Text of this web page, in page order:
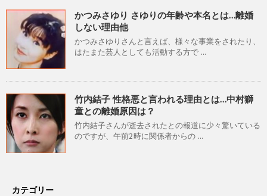
かつみさゆり さゆりの年齢や本名とは…離婚
しない理由他
かつみさゆりさんと言えば、様々な事業をされたり、
はたまた芸人としても活動する方で ...
竹内結子 性格悪と言われる理由とは…中村獅
童との離婚原因は？
竹内結子さんが逝去されたとの報道に少々驚いている
のですが、午前2時に関係者からの ...
カテゴリー